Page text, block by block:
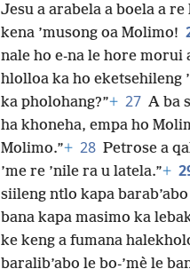
Jesu a arabela a boela a
kena ’musong oa Molimo!
nale ho e-na le hore morui
hlolloa ka ho eketsehileng
ka pholohang?”+ 27 A ba
ha khoneha, empa ho
Molimo.”+ 28 Petrose a
’me re ’nile ra u latela.”+
siileng ntlo kapa
bana kapa masimo ka
ke keng a fumana
baralib’abo le bo-’mè le